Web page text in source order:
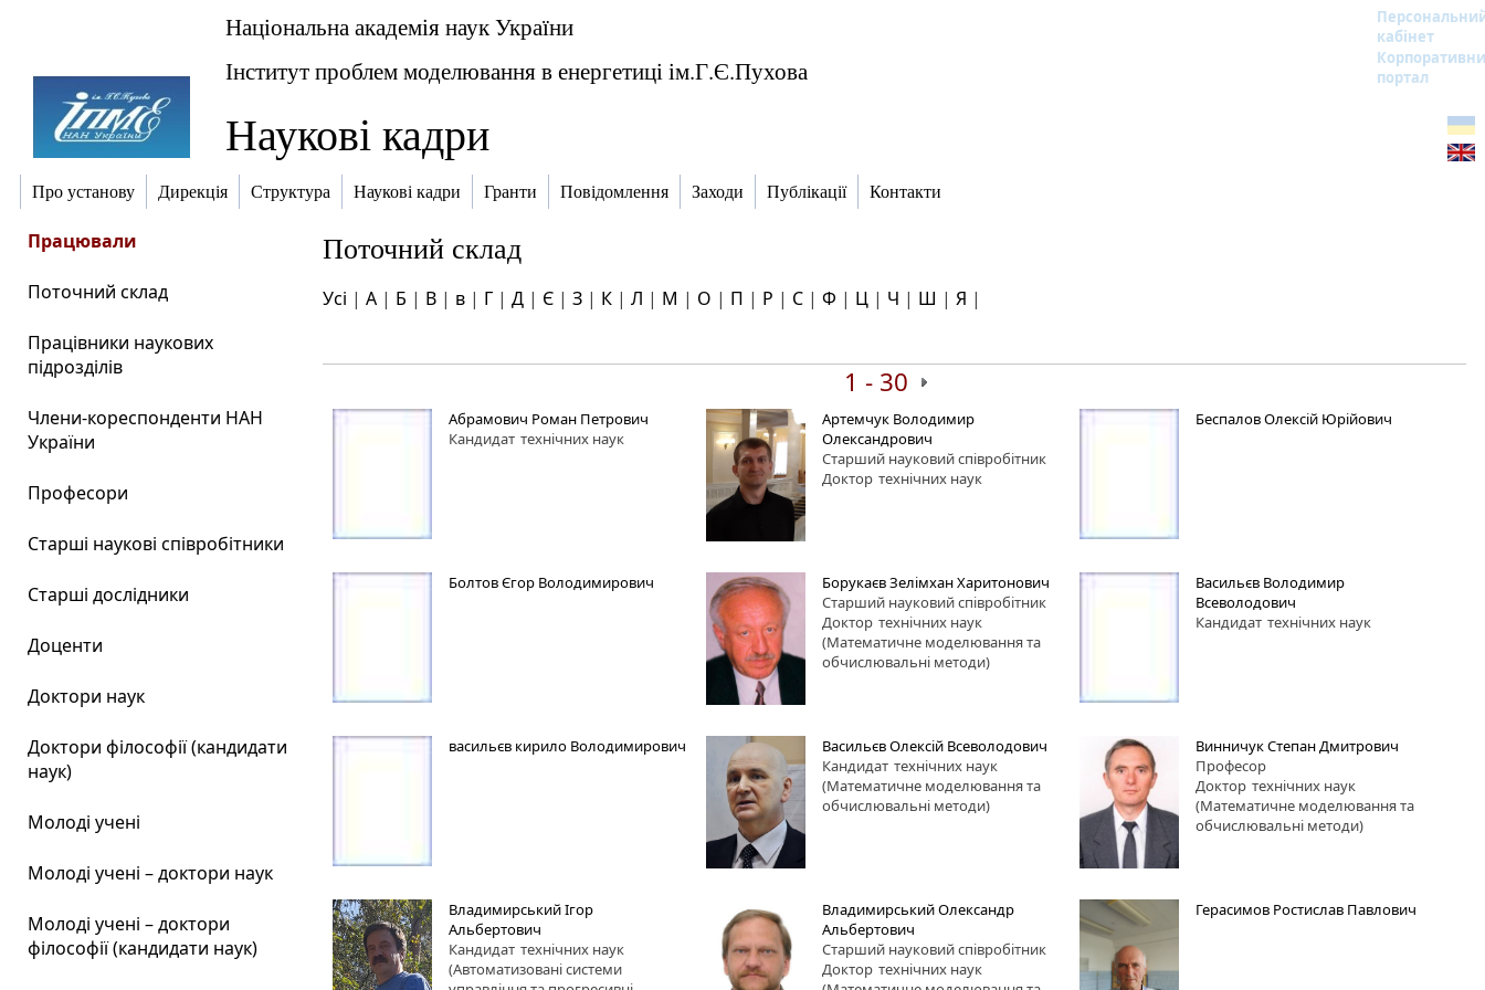
Національна академія наук України
кабінет
портал
Інститут проблем моделювання в енергетиці ім.Г.Є.Пухова
Наукові кадри
Про установу Дирекція Структура Наукові кадри Гранти Повідомлення Заходи Публікації Контакти
Працювали
Поточний склад
Працівники наукових
підрозділів
Члени-кореспонденти НАН
України
Професори
Старші наукові співробітники
Старші дослідники
Доценти
Доктори наук
Доктори філософії (кандидати
наук)
Молоді учені
Молоді учені – доктори наук
Молоді учені – доктори
філософії (кандидати наук)
Поточний склад
Усі | А | Б | В | в | Г | Д | Є | З | К | Л | М | О | П | Р | С | Ф | Ц | Ч | Ш | Я |
1 - 30
Абрамович Роман Петрович
Кандидат технічних наук
Артемчук Володимир
Олександрович
Старший науковий співробітник
Доктор технічних наук
Беспалов Олексій Юрійович
Болтов Єгор Володимирович
Борукаєв Зелімхан Харитонович
Старший науковий співробітник
Доктор технічних наук
(Математичне моделювання та
обчислювальні методи)
Васильєв Володимир
Всеволодович
Кандидат технічних наук
васильєв кирило Володимирович
Васильєв Олексій Всеволодович
Кандидат технічних наук
(Математичне моделювання та
обчислювальні методи)
Винничук Степан Дмитрович
Професор
Доктор технічних наук
(Математичне моделювання та
обчислювальні методи)
Владимирський Ігор
Альбертович
Кандидат технічних наук
(Автоматизовані системи
Владимирський Олександр
Альбертович
Старший науковий співробітник
Доктор технічних наук
Герасимов Ростислав Павлович